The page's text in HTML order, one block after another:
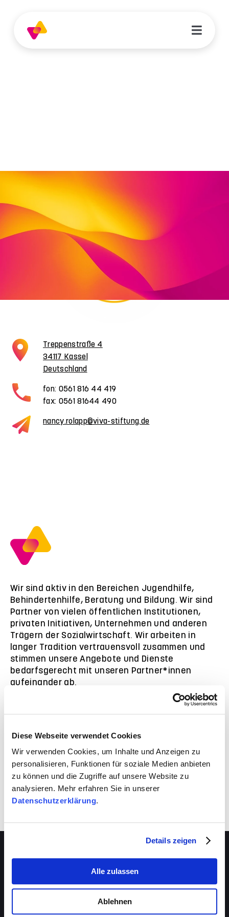
Diese Webseite verwendet Cookies
Wir verwenden Cookies, um Inhalte und Anzeigen zu
personalisieren, Funktionen für soziale Medien anbieten
zu können und die Zugriffe auf unsere Website zu
analysieren. Mehr erfahren Sie in unserer
Datenschutzerklärung.
Details zeigen
Alle zulassen
Ablehnen
Treppenstraße 4
34117 Kassel
Deutschland
fon: 0561 816 44 419
fax: 0561 81644 490
nancy.rolapp@viva-stiftung.de
Wir sind aktiv in den Bereichen Jugendhilfe,
Behindertenhilfe, Beratung und Bildung. Wir sind
Partner von vielen öffentlichen Institutionen,
privaten Initiativen, Unternehmen und anderen
Trägern der Sozialwirtschaft. Wir arbeiten in
langer Tradition vertrauensvoll zusammen und
stimmen unsere Angebote und Dienste
bedarfsgerecht mit unseren Partner*innen
aufeinander ab.
VIVA schafft auch für dich Entwicklungsräume.
Über VIVA